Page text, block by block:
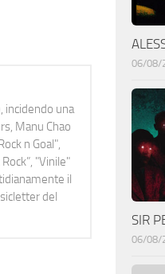
incidendo una
Manu Chao
n Goal",
"Vinile"
il
del
06/08/
SIR
06/08/